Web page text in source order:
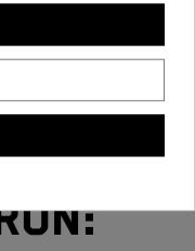
que
este